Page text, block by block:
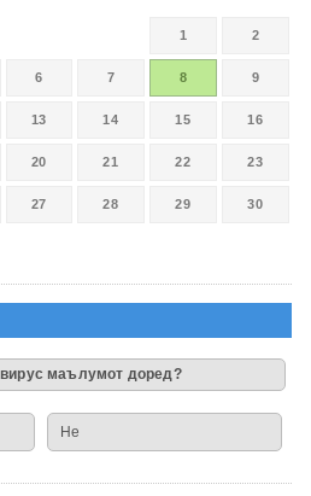
1 2
6 7 8 9
13 14 15 16
20 21 22 23
27 28 29 30
маълумот доред?
Не